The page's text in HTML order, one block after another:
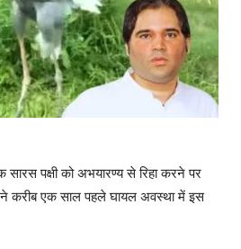
सारस पक्षी को अभयारण्य से रिहा करने पर
करीब एक साल पहले घायल अवस्था में इस